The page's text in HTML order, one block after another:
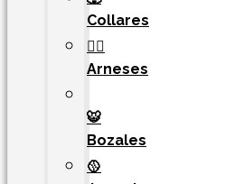
Collares
🐕‍🦺
Arneses
🐯​
Bozales
🥎